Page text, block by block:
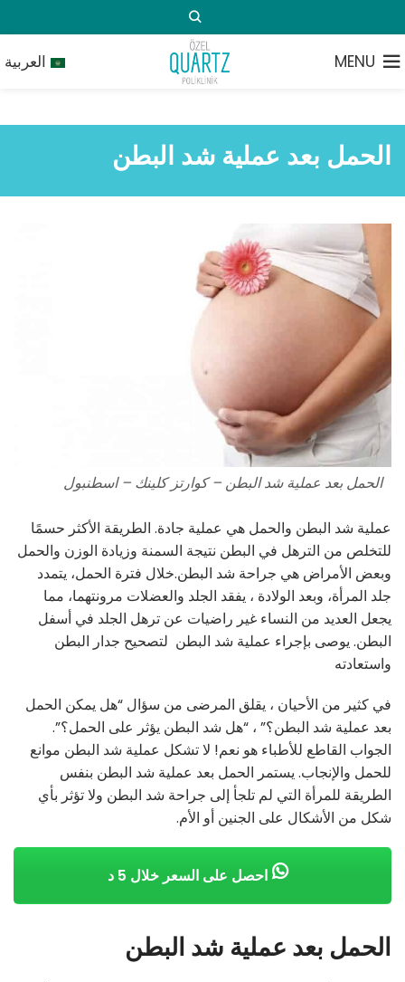
MENU العربية
الحمل بعد عملية شد البطن
الحمل بعد عملية شد البطن – كوارتز كلينك – اسطنبول
عملية شد البطن والحمل هي عملية جادة. الطريقة الأكثر حسمًا
للتخلص من الترهل في البطن نتيجة السمنة وزيادة الوزن والحمل
وبعض الأمراض هي جراحة شد البطن.خلال فترة الحمل، يتمدد
جلد المرأة، وبعد الولادة ، يفقد الجلد والعضلات مرونتهما، مما
يجعل العديد من النساء غير راضيات عن ترهل الجلد في أسفل
البطن. يوصى بإجراء عملية شد البطن لتصحيح جدار البطن
واستعادته
في كثير من الأحيان ، يقلق المرضى من سؤال “هل يمكن الحمل
بعد عملية شد البطن؟” ، “هل شد البطن يؤثر على الحمل؟”.
الجواب القاطع للأطباء هو نعم! لا تشكل عملية شد البطن موانع
للحمل والإنجاب. يستمر الحمل بعد عملية شد البطن بنفس
الطريقة للمرأة التي لم تلجأ إلى جراحة شد البطن ولا تؤثر بأي
شكل من الأشكال على الجنين أو الأم.
احصل على السعر خلال 5 د
الحمل بعد عملية شد البطن